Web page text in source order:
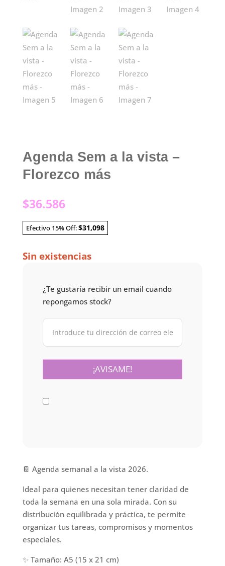
Agenda Sem a la vista –
Florezco más
$36.586
Efectivo 15% Off:$31,098
Sin existencias
¿Te gustaría recibir un email cuando
repongamos stock?
📔 Agenda semanal a la vista 2026.
Ideal para quienes necesitan tener claridad de
toda la semana en una sola mirada. Con su
distribución equilibrada y práctica, te permite
organizar tus tareas, compromisos y momentos
especiales.
✨ Tamaño: A5 (15 x 21 cm)